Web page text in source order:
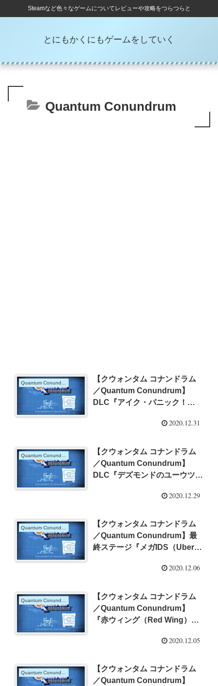
Steamなど色々なゲームについてレビューや攻略をつらつらと
とにもかくにもゲームをしていく
Quantum Conundrum
【クウォンタム コナンドラム
／Quantum Conundrum】
DLC『アイク・パニック！
2020.12.31
【クウォンタム コナンドラム
／Quantum Conundrum】
DLC『デズモンドのユーウツ
2020.12.29
【クウォンタム コナンドラム
／Quantum Conundrum】最
終ステージ『メガIDS（Uber-
2020.12.06
【クウォンタム コナンドラム
／Quantum Conundrum】
『赤ウィング（Red Wing）』
2020.12.05
Quantum Conundrum
【クウォンタム コナンドラム
／Quantum Conundrum】